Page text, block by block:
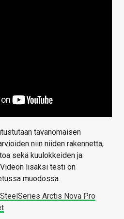
tavanomaisen
niin niiden rakennetta,
sekä kuulokkeiden ja
lisäksi testi on
muodossa.
Arctis Nova Pro